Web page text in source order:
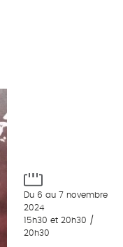
Du 6 au 7 novembre
2024
15h30 et 20h30 /
20h30